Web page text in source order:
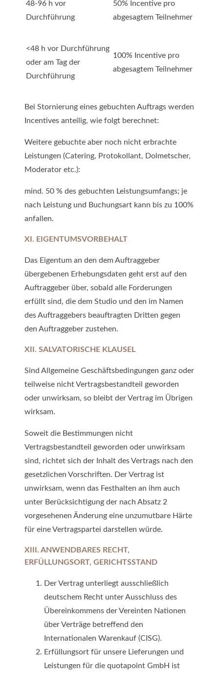
48-96 h vor
Durchführung
50% Incentive pro
abgesagtem Teilnehmer
<48 h vor Durchführung
oder am Tag der
Durchführung
100% Incentive pro
abgesagtem Teilnehmer
Bei Stornierung eines gebuchten Auftrags werden
Incentives anteilig, wie folgt berechnet:
Weitere gebuchte aber noch nicht erbrachte
Leistungen (Catering, Protokollant, Dolmetscher,
Moderator etc.):
mind. 50 % des gebuchten Leistungsumfangs; je
nach Leistung und Buchungsart kann bis zu 100%
anfallen.
XI. EIGENTUMSVORBEHALT
Das Eigentum an den dem Auftraggeber
übergebenen Erhebungsdaten geht erst auf den
Auftraggeber über, sobald alle Forderungen
erfüllt sind, die dem Studio und den im Namen
des Auftraggebers beauftragten Dritten gegen
den Auftraggeber zustehen.
XII. SALVATORISCHE KLAUSEL
Sind Allgemeine Geschäftsbedingungen ganz oder
teilweise nicht Vertragsbestandteil geworden
oder unwirksam, so bleibt der Vertrag im Übrigen
wirksam.
Soweit die Bestimmungen nicht
Vertragsbestandteil geworden oder unwirksam
sind, richtet sich der Inhalt des Vertrags nach den
gesetzlichen Vorschriften. Der Vertrag ist
unwirksam, wenn das Festhalten an ihm auch
unter Berücksichtigung der nach Absatz 2
vorgesehenen Änderung eine unzumutbare Härte
für eine Vertragspartei darstellen würde.
XIII. ANWENDBARES RECHT,
ERFÜLLUNGSORT, GERICHTSSTAND
Der Vertrag unterliegt ausschließlich
deutschem Recht unter Ausschluss des
Übereinkommens der Vereinten Nationen
über Verträge betreffend den
Internationalen Warenkauf (CISG).
Erfüllungsort für unsere Lieferungen und
Leistungen für die quotapoint GmbH ist